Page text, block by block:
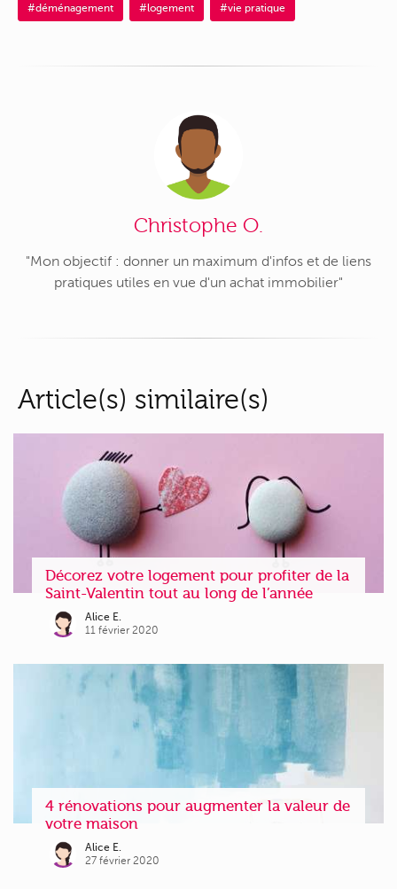
#déménagement #logement #vie pratique
Christophe O.
"Mon objectif : donner un maximum d'infos et de liens
pratiques utiles en vue d'un achat immobilier"
Article(s) similaire(s)
Décorez votre logement pour profiter de la
Saint-Valentin tout au long de l’année
Alice E.
11 février 2020
4 rénovations pour augmenter la valeur de
votre maison
Alice E.
27 février 2020